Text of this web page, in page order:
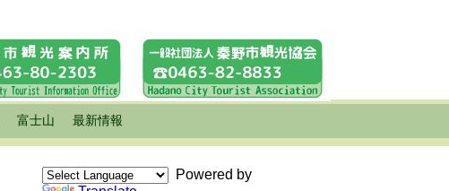
富士山 最新情報
Powered by